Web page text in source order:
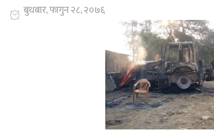
बुधबार, फागुन २८, २०७६